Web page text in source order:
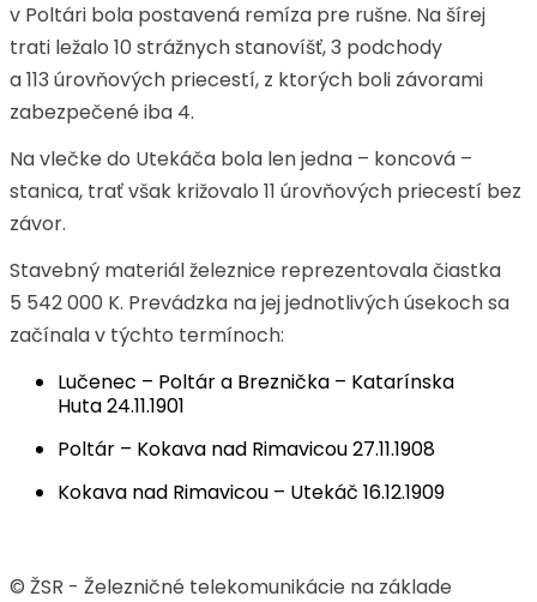
v Poltári bola postavená remíza pre rušne. Na šírej
trati ležalo 10 strážnych stanovíšť, 3 podchody
a 113 úrovňových priecestí, z ktorých boli závorami
zabezpečené iba 4.
Na vlečke do Utekáča bola len jedna – koncová –
stanica, trať však križovalo 11 úrovňových priecestí bez
závor.
Stavebný materiál železnice reprezentovala čiastka
5 542 000 K. Prevádzka na jej jednotlivých úsekoch sa
začínala v týchto termínoch:
Lučenec – Poltár a Breznička – Katarínska
Huta 24.11.1901
Poltár – Kokava nad Rimavicou 27.11.1908
Kokava nad Rimavicou – Utekáč 16.12.1909
© ŽSR - Železničné telekomunikácie na základe